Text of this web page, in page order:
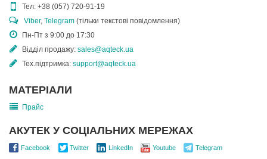
Тел: +38 (057) 720-91-19
Viber, Telegram (тільки текстові повідомлення)
Пн-Пт з 9:00 до 17:30
Відділ продажу: sales@aqteck.ua
Тех.підтримка: support@aqteck.ua
МАТЕРІАЛИ
Прайс
АКУТЕК У СОЦІАЛЬНИХ МЕРЕЖАХ
Facebook Twitter LinkedIn Youtube Telegram